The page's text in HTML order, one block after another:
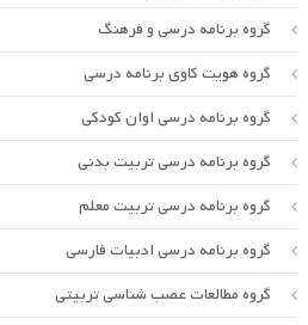
گروه برنامه درسی و فرهنگ
گروه هویت کاوی برنامه درسی
گروه برنامه درسی اوان کودکی
گروه برنامه درسی تربیت بدنی
گروه برنامه درسی تربیت معلم
گروه برنامه درسی ادبیات فارسی
گروه مطالعات عصب شناسی تربیتی